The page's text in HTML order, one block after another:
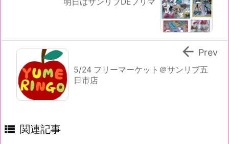
5/24 フリーマーケット＠サンリブ五
日市店
 Prev
 関連記事